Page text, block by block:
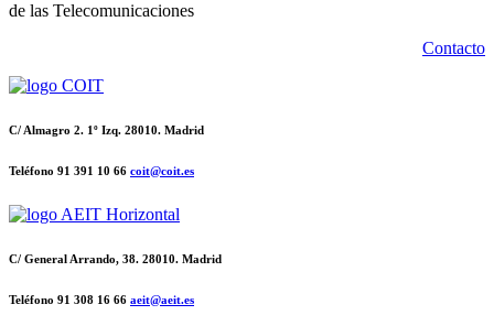
de las Telecomunicaciones
Contacto
C/ Almagro 2. 1º Izq. 28010. Madrid
Teléfono 91 391 10 66 coit@coit.es
C/ General Arrando, 38. 28010. Madrid
Teléfono 91 308 16 66 aeit@aeit.es